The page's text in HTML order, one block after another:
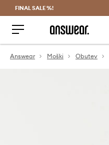
FINAL SALE %!
Answear Moški Obutev